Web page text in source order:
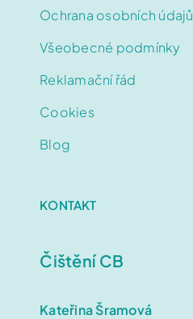
Ochrana osobních údajů
Všeobecné podmínky
Reklamační řád
Cookies
Blog
KONTAKT
Čištění CB
Kateřina ŠramováO nás